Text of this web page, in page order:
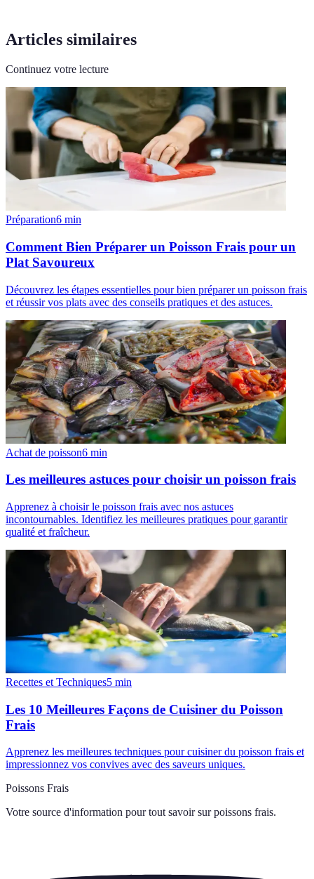
Articles similaires
Continuez votre lecture
Préparation6 min
Comment Bien Préparer un Poisson Frais pour un
Plat Savoureux
Découvrez les étapes essentielles pour bien préparer un poisson frais
et réussir vos plats avec des conseils pratiques et des astuces.
Achat de poisson6 min
Les meilleures astuces pour choisir un poisson frais
Apprenez à choisir le poisson frais avec nos astuces
incontournables. Identifiez les meilleures pratiques pour garantir
qualité et fraîcheur.
Recettes et Techniques5 min
Les 10 Meilleures Façons de Cuisiner du Poisson
Frais
Apprenez les meilleures techniques pour cuisiner du poisson frais et
impressionnez vos convives avec des saveurs uniques.
Poissons Frais
Votre source d'information pour tout savoir sur poissons frais.